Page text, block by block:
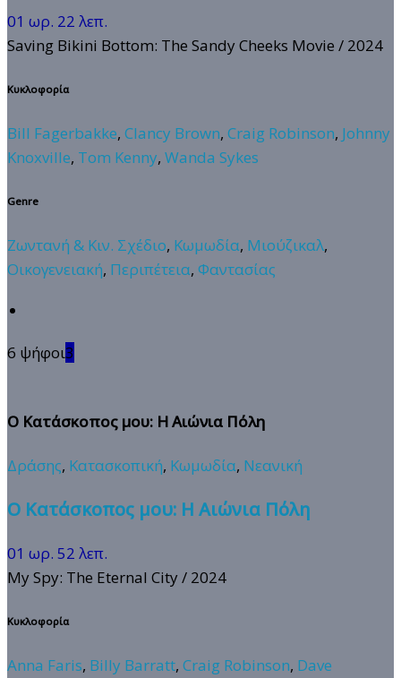
01 ωρ. 22 λεπ.
Saving Bikini Bottom: The Sandy Cheeks Movie / 2024
Κυκλοφορία
Bill Fagerbakke, Clancy Brown, Craig Robinson, Johnny
Knoxville, Tom Kenny, Wanda Sykes
Genre
Ζωντανή & Κιν. Σχέδιο, Κωμωδία, Μιούζικαλ,
Οικογενειακή, Περιπέτεια, Φαντασίας
6 ψήφοι3
Ο Κατάσκοπος μου: Η Αιώνια Πόλη
Δράσης, Κατασκοπική, Κωμωδία, Νεανική
Ο Κατάσκοπος μου: Η Αιώνια Πόλη
01 ωρ. 52 λεπ.
My Spy: The Eternal City/ 2024
Κυκλοφορία
Anna Faris, Billy Barratt, Craig Robinson, Dave